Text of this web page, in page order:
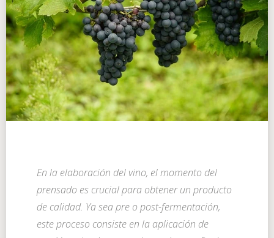
En la elaboración del vino, el momento del
prensado es crucial para obtener un producto
de calidad. Ya sea pre o post-fermentación,
este proceso consiste en la aplicación de